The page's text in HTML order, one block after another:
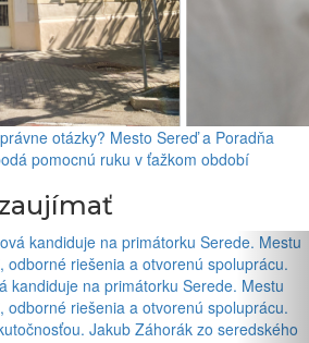
otázky? Mesto Sereď a Poradňa
pomocnú ruku v ťažkom období
kandiduje na primátorku Serede. Mestu
odborné riešenia a otvorenú spoluprácu.